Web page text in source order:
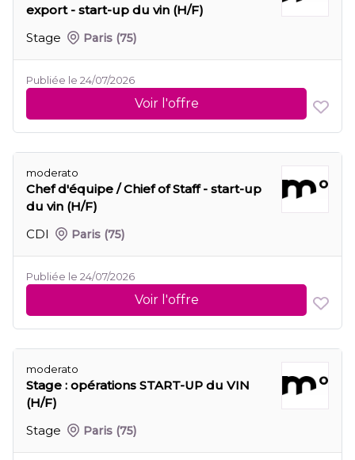
export - start-up du vin (H/F)
Stage
Paris (75)
Publiée le 24/07/2026
Voir l'offre
moderato
Chef d'équipe / Chief of Staff - start-up
du vin (H/F)
CDI
Paris (75)
Publiée le 24/07/2026
Voir l'offre
moderato
Stage : opérations START-UP du VIN
(H/F)
Stage
Paris (75)